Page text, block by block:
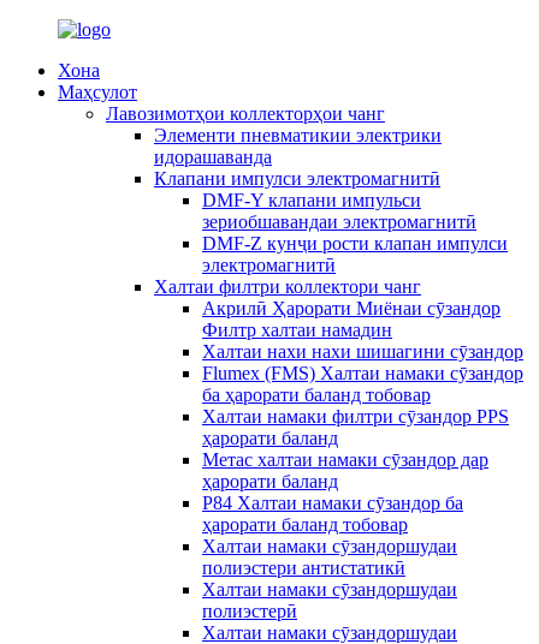
Хона
Маҳсулот
Лавозимотҳои коллекторҳои чанг
Элементи пневматикии электрики
идорашаванда
Клапани импулси электромагнитӣ
DMF-Y клапани импульси
зериобшавандаи электромагнитӣ
DMF-Z кунҷи рости клапан импулси
электромагнитӣ
Халтаи филтри коллектори чанг
Акрилӣ Ҳарорати Миёнаи сӯзандор
Филтр халтаи намадин
Халтаи нахи нахи шишагини сӯзандор
Flumex (FMS) Халтаи намаки сӯзандор
ба ҳарорати баланд тобовар
Халтаи намаки филтри сӯзандор PPS
ҳарорати баланд
Метас халтаи намаки сӯзандор дар
ҳарорати баланд
P84 Халтаи намаки сӯзандор ба
ҳарорати баланд тобовар
Халтаи намаки сӯзандоршудаи
полиэстери антистатикӣ
Халтаи намаки сӯзандоршудаи
полиэстерӣ
Халтаи намаки сӯзандоршудаи